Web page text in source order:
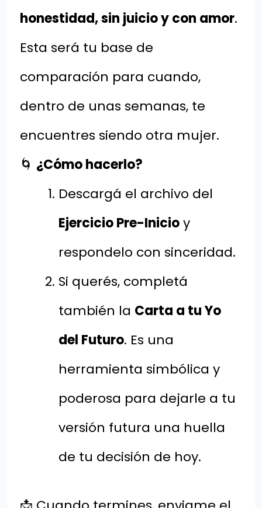
honestidad, sin juicio y con amor.
Esta será tu base de
comparación para cuando,
dentro de unas semanas, te
encuentres siendo otra mujer.
🌀 ¿Cómo hacerlo?
Descargá el archivo del
Ejercicio Pre-Inicioy
respondelo con sinceridad.
Si querés, completá
también la Carta a tu Yo
del Futuro. Es una
herramienta simbólica y
poderosa para dejarle a tu
versión futura una huella
de tu decisión de hoy.